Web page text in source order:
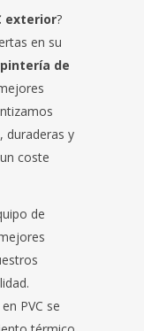
exterior?
en su
de
, duraderas y
coste
de
PVC se